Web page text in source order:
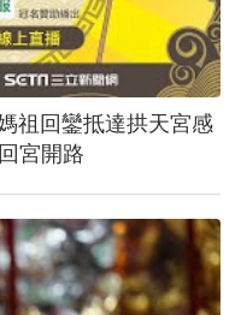
祖回鑾抵達拱天宮感
宮開路